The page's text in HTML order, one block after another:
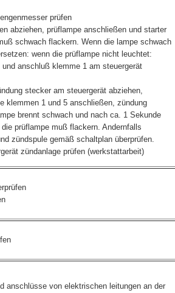
prüfen
abziehen, prüflampe anschließen und starter
schwach flackern. Wenn die lampe schwach
wenn die prüflampe nicht leuchtet:
anschluß klemme 1 am steuergerät
stecker am steuergerät abziehen,
klemmen 1 und 5 anschließen, zündung
brennt schwach und nach ca. 1 Sekunde
prüflampe muß flackern. Andernfalls
zündspule gemäß schaltplan überprüfen.
zündanlage prüfen (werkstattarbeit)
anschlüsse von elektrischen leitungen an der